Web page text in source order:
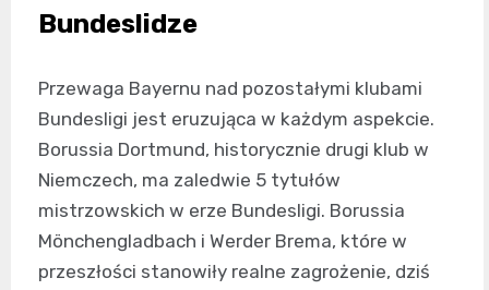
Bundeslidze
Przewaga Bayernu nad pozostałymi klubami
Bundesligi jest eruzująca w każdym aspekcie.
Borussia Dortmund, historycznie drugi klub w
Niemczech, ma zaledwie 5 tytułów
mistrzowskich w erze Bundesligi. Borussia
Mönchengladbach i Werder Brema, które w
przeszłości stanowiły realne zagrożenie, dziś